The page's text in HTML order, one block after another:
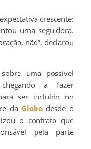
crescente:
uma seguidora.
não”, declarou
uma possível
a fazer
ser incluído no
da Globodesde o
o contrato que
pela parte